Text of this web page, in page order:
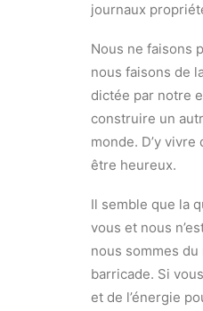
journaux
Nous ne faisons
nous faisons de
dictée par notre
construire un
monde. D’y vivre
être heureux.
Il semble que la
vous et nous
nous sommes
barricade. Si
et de l’énergie